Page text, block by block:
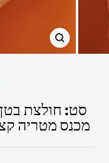
סגור
סט: חולצת
מכנס מטריה